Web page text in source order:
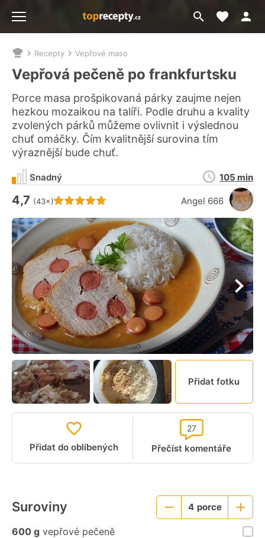
Přejít
na
Moje
Nacházíte
se
zde:
Recepty Vepřové maso
Vepřová pečeně po frankfurtsku
Porce masa prošpikovaná párky zaujme nejen
hezkou mozaikou na talíři. Podle druhu a kvality
zvolených párků můžeme ovlivnit i výslednou
chuť omáčky. Čím kvalitnější surovina tím
výraznější bude chuť.
Hodnocení receptu je
4,7 (43×) Angel 666
Snadný
Doba
přípravy
105 min
Přidat fotku
Přidat do oblíbených Přečíst komentáře
27
Suroviny
Menší
4 porce
Větší
porce
600 g vepřové pečeně